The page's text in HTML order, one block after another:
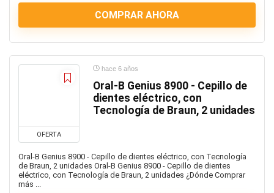
Fitness
Funko Pop
Futbol
Higiene personal
Iluminacion
Imagen Y Sonido
Informatica
Joyas
COMPRAR AHORA
OFERTA
hace 6 años
Oral-B Genius 8900 - Cepillo de
dientes eléctrico, con
Tecnología de Braun, 2 unidades
Oral-B Genius 8900 - Cepillo de dientes eléctrico, con Tecnología
de Braun, 2 unidades Oral-B Genius 8900 - Cepillo de dientes
eléctrico, con Tecnología de Braun, 2 unidades ¿Dónde Comprar
más ...